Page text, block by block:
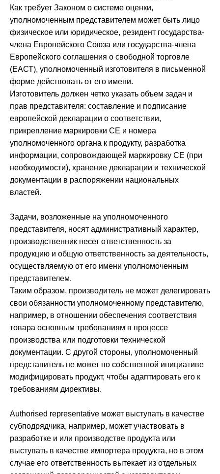
Как требует Законом о системе оценки,
уполномоченным представителем может быть лицо
физическое или юридическое, резидент государства-
члена Европейского Союза или государства-члена
Европейского соглашения о свободной торговле
(ЕАСТ), уполномоченный изготовителя в письменной
форме действовать от его имени.
Изготовитель должен четко указать объем задач и
прав представителя: составление и подписание
европейской декларации о соответствии,
прикрепление маркировки СЕ и номера
уполномоченного органа к продукту, разработка
информации, сопровождающей маркировку СЕ (при
необходимости), хранение декларации и технической
документации в распоряжении национальных
властей.
Задачи, возложенные на уполномоченного
представителя, носят административный характер,
производственник несет ответственность за
продукцию и общую ответственность за деятельность,
осуществляемую от его имени уполномоченным
представителем.
Таким образом, производитель не может делегировать
свои обязанности уполномоченному представителю,
например, в отношении обеспечения соответствия
товара основным требованиям в процессе
производства или подготовки технической
документации. С другой стороны, уполномоченный
представитель не может по собственной инициативе
модифицировать продукт, чтобы адаптировать его к
требованиям директивы.
Authorised representative может выступать в качестве
субподрядчика, например, может участвовать в
разработке и или производстве продукта или
выступать в качестве импортера продукта, но в этом
случае его ответственность вытекает из отдельных